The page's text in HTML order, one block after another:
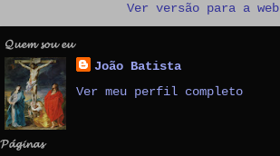
Ver versão para a web
𝓠𝓾𝓮𝓶 𝓼𝓸𝓾 𝓮𝓾
João Batista
Ver meu perfil completo
𝓟𝓪́𝓰𝓲𝓷𝓪𝓼